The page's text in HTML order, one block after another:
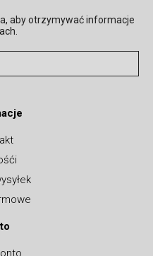
aby otrzymywać informacje